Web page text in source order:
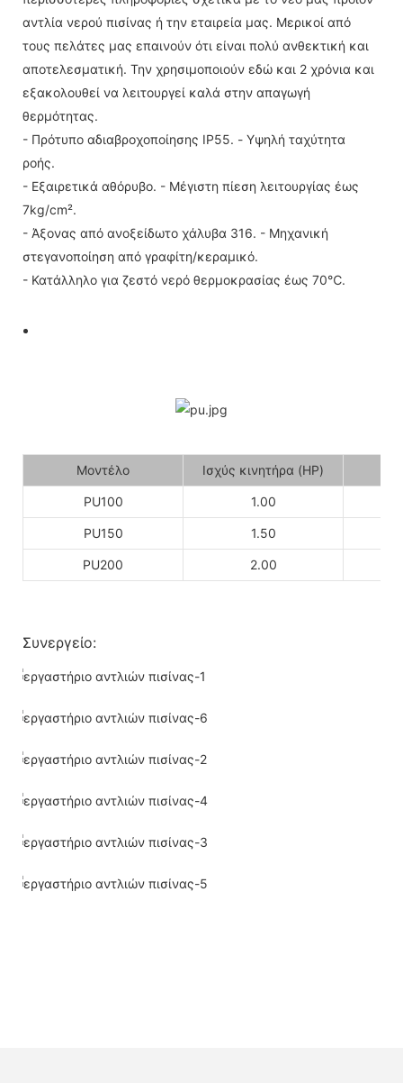
αντλία νερού πισίνας ή την εταιρεία μας. Μερικοί από
τους πελάτες μας επαινούν ότι είναι πολύ ανθεκτική και
αποτελεσματική. Την χρησιμοποιούν εδώ και 2 χρόνια και
εξακολουθεί να λειτουργεί καλά στην απαγωγή
θερμότητας.
- Πρότυπο αδιαβροχοποίησης IP55. - Υψηλή ταχύτητα
ροής.
- Εξαιρετικά αθόρυβο. - Μέγιστη πίεση λειτουργίας έως
7kg/cm².
- Άξονας από ανοξείδωτο χάλυβα 316. - Μηχανική
στεγανοποίηση από γραφίτη/κεραμικό.
- Κατάλληλο για ζεστό νερό θερμοκρασίας έως 70℃.
Μοντέλο Ισχύς κινητήρα (HP)
PU100 1.00
PU150 1.50
PU200 2.00
Συνεργείο: